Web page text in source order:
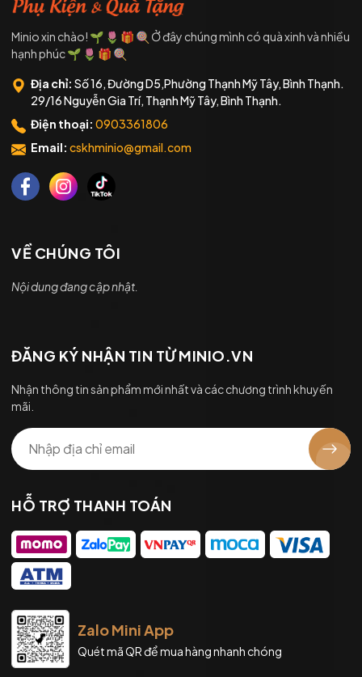
Minio xin chào! 🌱 🌷 🎁 🍭 Ở đây chúng mình có quà xinh và nhiều
hạnh phúc 🌱 🌷 🎁 🍭
Địa chỉ: Số 16, Đường D5,Phường Thạnh Mỹ Tây, Bình Thạnh.
29/16 Nguyễn Gia Trí, Thạnh Mỹ Tây, Bình Thạnh.
Điện thoại: 0903361806
Email: cskhminio@gmail.com
VỀ CHÚNG TÔI
Nội dung đang cập nhật.
ĐĂNG KÝ NHẬN TIN TỪ MINIO.VN
Nhận thông tin sản phẩm mới nhất và các chương trình khuyến
mãi.
HỖ TRỢ THANH TOÁN
Zalo Mini App
Quét mã QR để mua hàng nhanh chóng